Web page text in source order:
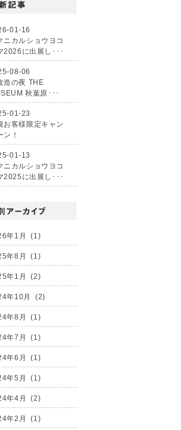
01-16
ニカルショウヨコ
2026に出展し･･･
08-06
造の夜 THE
秋葉原･･･
01-23
お客様限定キャン
ン！
01-13
ニカルショウヨコ
2025に出展し･･･
年1月 (1)
年8月 (1)
年1月 (2)
年10月 (2)
年8月 (1)
年7月 (1)
年6月 (1)
年5月 (1)
年4月 (2)
年2月 (1)